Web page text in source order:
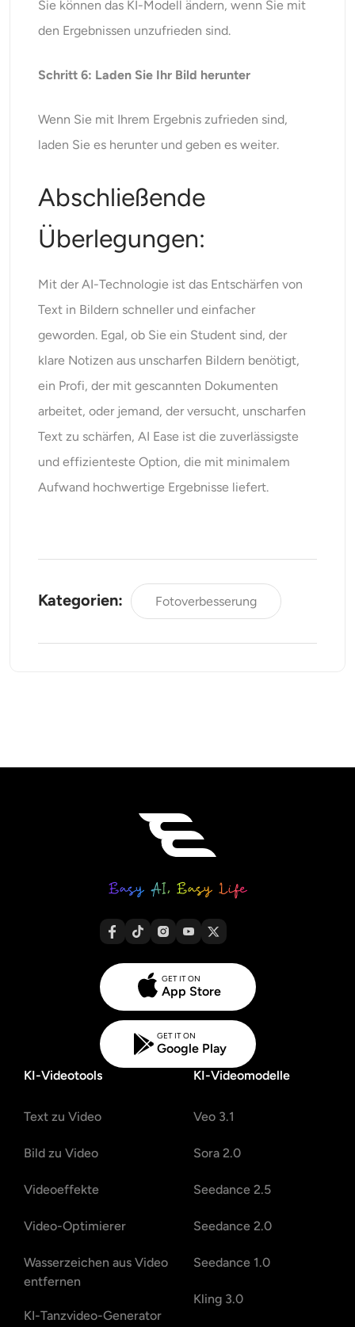
Sie können das KI-Modell ändern, wenn Sie mit
den Ergebnissen unzufrieden sind.
Schritt 6: Laden Sie Ihr Bild herunter
Wenn Sie mit Ihrem Ergebnis zufrieden sind,
laden Sie es herunter und geben es weiter.
Abschließende
Überlegungen:
Mit der AI-Technologie ist das Entschärfen von
Text in Bildern schneller und einfacher
geworden. Egal, ob Sie ein Student sind, der
klare Notizen aus unscharfen Bildern benötigt,
ein Profi, der mit gescannten Dokumenten
arbeitet, oder jemand, der versucht, unscharfen
Text zu schärfen,AI Ease ist die zuverlässigste
und effizienteste Option, die mit minimalem
Aufwand hochwertige Ergebnisse liefert.
Kategorien: Fotoverbesserung
GET IT ON
App Store
GET IT ON
Google Play
KI-Videotools
Text zu Video
Bild zu Video
Videoeffekte
Video-Optimierer
Wasserzeichen aus Video
entfernen
KI-Tanzvideo-Generator
KI-Videomodelle
Veo 3.1
Sora 2.0
Seedance 2.5
Seedance 2.0
Seedance 1.0
Kling 3.0